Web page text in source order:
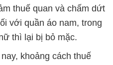
thuế quan và chấm dứt
với quần áo nam, trong
thì lại bị bỏ mặc.
khoảng cách thuế